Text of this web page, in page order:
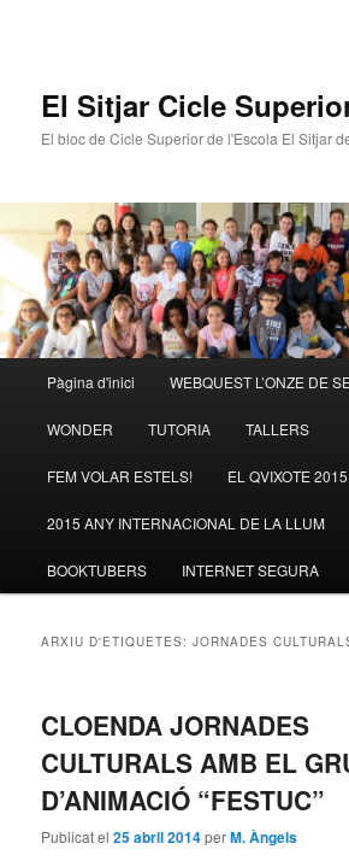
El Sitjar Cicle
El bloc de Cicle Superior de l'Escola El Sitjar
principal
Aneu
al
contingut
Aneu
al
contingut
Pàgina d'inici WEBQUEST L’ONZE DE
WONDER TUTORIA TALLERS
FEM VOLAR ESTELS! EL QVIXOTE 2015
2015 ANY INTERNACIONAL DE LA LLUM
BOOKTUBERS INTERNET SEGURA
ARXIU D'ETIQUETES:JORNADES
CLOENDA JORNADES
CULTURALS AMB EL
D’ANIMACIÓ “FESTUC”
Publicat el25 abril 2014perM. Àngels